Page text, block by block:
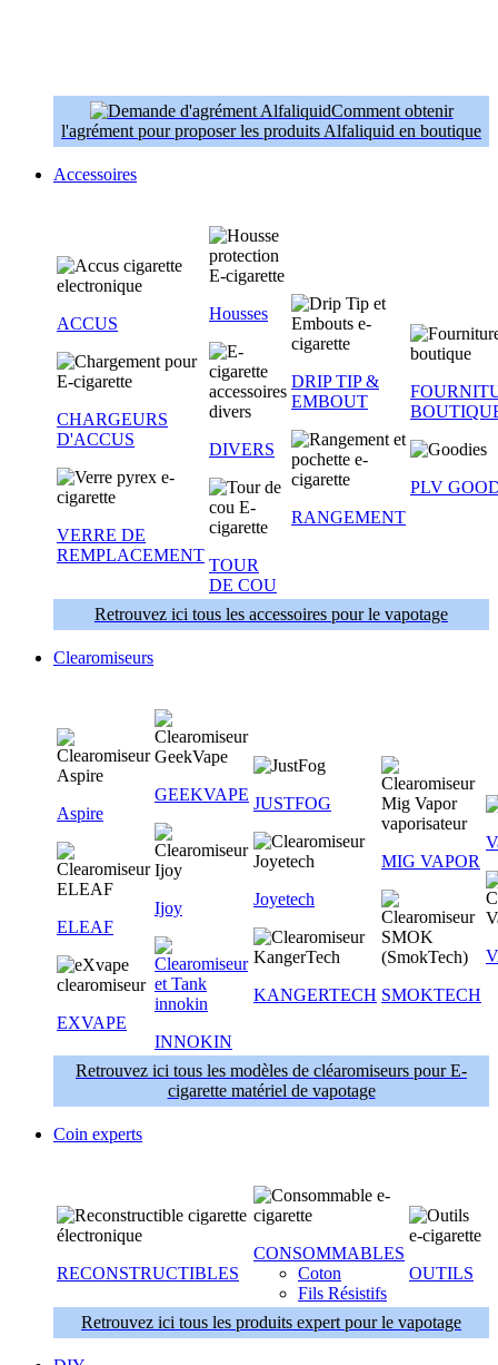
Comment obtenir
l'agrément pour proposer les produits Alfaliquid en boutique
Accessoires
ACCUS
CHARGEURS
D'ACCUS
VERRE DE
REMPLACEMENT
Housses
DIVERS
TOUR
DE COU
DRIP TIP &
EMBOUT
RANGEMENT
PLV
Retrouvez ici tous les accessoires pour le vapotage
Clearomiseurs
Aspire
ELEAF
EXVAPE
GEEKVAPE
Ijoy
INNOKIN
JUSTFOG
Joyetech
KANGERTECH
MIG VAPOR
SMOKTECH
Retrouvez ici tous les modèles de cléaromiseurs pour E-
cigarette matériel de vapotage
Coin experts
RECONSTRUCTIBLES
CONSOMMABLES
Coton
Fils Résistifs
OUTILS
Retrouvez ici tous les produits expert pour le vapotage